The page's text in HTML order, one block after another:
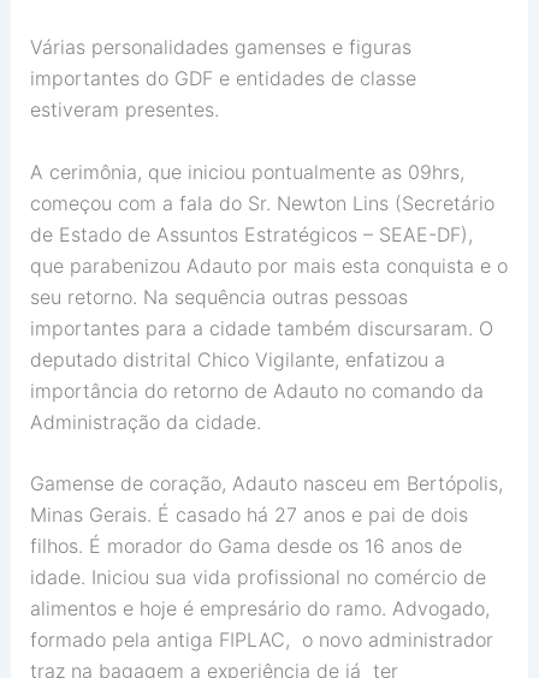
Várias personalidades gamenses e figuras
importantes do GDF e entidades de classe
estiveram presentes.
A cerimônia, que iniciou pontualmente as 09hrs,
começou com a fala do Sr. Newton Lins (Secretário
de Estado de Assuntos Estratégicos – SEAE-DF),
que parabenizou Adauto por mais esta conquista e o
seu retorno. Na sequência outras pessoas
importantes para a cidade também discursaram. O
deputado distrital Chico Vigilante, enfatizou a
importância do retorno de Adauto no comando da
Administração da cidade.
Gamense de coração, Adauto nasceu em Bertópolis,
Minas Gerais. É casado há 27 anos e pai de dois
filhos. É morador do Gama desde os 16 anos de
idade. Iniciou sua vida profissional no comércio de
alimentos e hoje é empresário do ramo. Advogado,
formado pela antiga FIPLAC, o novo administrador
traz na bagagem a experiência de já ter